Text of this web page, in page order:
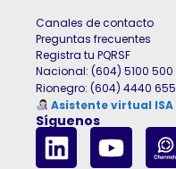
Canales de contacto
Preguntas frecuentes
Registra tu PQRSF
Nacional: (604) 5100 500
Rionegro: (604) 4440 655
Asistente virtual ISA
Síguenos